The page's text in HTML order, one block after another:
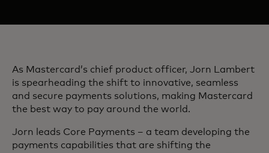
As Mastercard’s chief product officer, Jorn Lambert
is spearheading the shift to innovative, seamless
and secure payments solutions, making Mastercard
the best way to pay around the world.
Jorn leads Core Payments – a team developing the
payments capabilities that are shifting the